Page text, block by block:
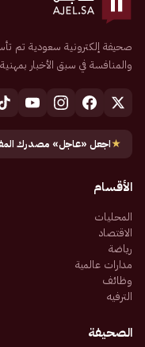
والمنافسة في سبق الأخبار
★اجعل «عاجل» مصدرك
الأقسام
المحليات
الاقتصاد
رياضة
مدارات عالمية
وظائف
الترفيه
الصحيفة